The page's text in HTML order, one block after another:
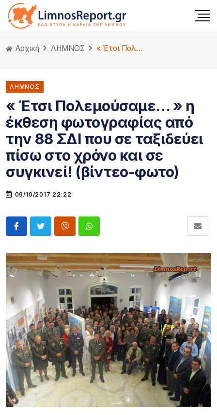
Αρχική ΛΗΜΝΟΣ « Έτσι Πολεμούσαμε… » η έκθεση φωτογραφίας από την 88 ΣΔΙ που σε ταξιδεύει πίσω στο χρόνο και σε συγκινεί! (βίντεο-φωτο)
ΛΗΜΝΟΣ
« Έτσι Πολεμούσαμε… » η
έκθεση φωτογραφίας από
την 88 ΣΔΙ που σε ταξιδεύει
πίσω στο χρόνο και σε
συγκινεί! (βίντεο-φωτο)
09/10/2017 22:22